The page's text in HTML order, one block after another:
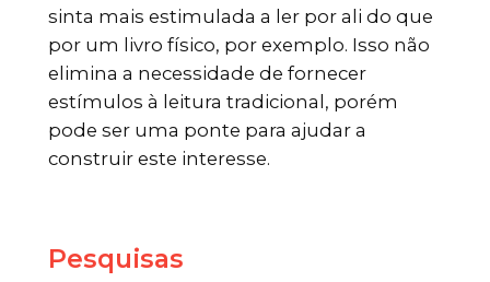
sinta mais estimulada a ler por ali do que
por um livro físico, por exemplo. Isso não
elimina a necessidade de fornecer
estímulos à leitura tradicional, porém
pode ser uma ponte para ajudar a
construir este interesse.
Pesquisas